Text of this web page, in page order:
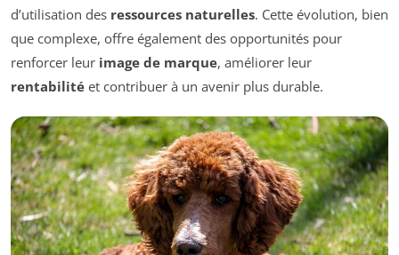
d’utilisation des ressources naturelles. Cette évolution, bien
que complexe, offre également des opportunités pour
renforcer leur image de marque, améliorer leur
rentabilité et contribuer à un avenir plus durable.